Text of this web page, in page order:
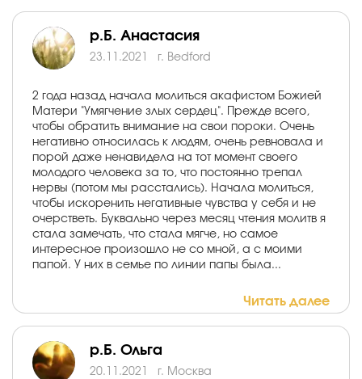
р.Б. Анастасия
23.11.2021 г. Bedford
2 года назад начала молиться акафистом Божией
Матери "Умягчение злых сердец". Прежде всего,
чтобы обратить внимание на свои пороки. Очень
негативно относилась к людям, очень ревновала и
порой даже ненавидела на тот момент своего
молодого человека за то, что постоянно трепал
нервы (потом мы расстались). Начала молиться,
чтобы искоренить негативные чувства у себя и не
очерстветь. Буквально через месяц чтения молитв я
стала замечать, что стала мягче, но самое
интересное произошло не со мной, а с моими
папой. У них в семье по линии папы была...
Читать далее
р.Б. Ольга
20.11.2021 г. Москва